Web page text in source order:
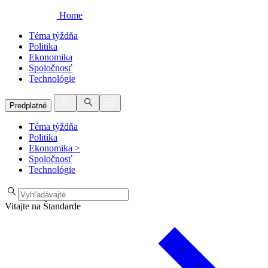
Home
Téma týždňa
Politika
Ekonomika
Spoločnosť
Technológie
Predplatné
Téma týždňa
Politika
Ekonomika >
Spoločnosť
Technológie
Vitajte na Štandarde